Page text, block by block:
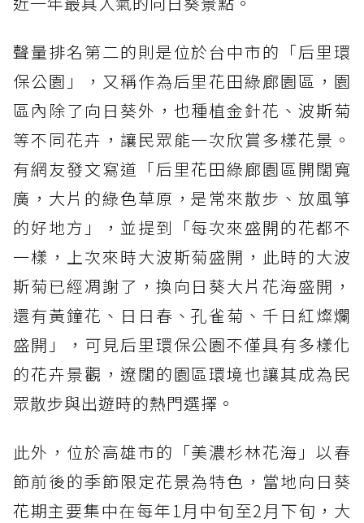
聲量排名第二的則是位於台中市的「后里環
保公園」，又稱作為后里花田綠廊園區，園
區內除了向日葵外，也種植金針花、波斯菊
等不同花卉，讓民眾能一次欣賞多樣花景。
有網友發文寫道「后里花田綠廊園區開闊寬
廣，大片的綠色草原，是常來散步、放風箏
的好地方」，並提到「每次來盛開的花都不
一樣，上次來時大波斯菊盛開，此時的大波
斯菊已經凋謝了，換向日葵大片花海盛開，
還有黃鐘花、日日春、孔雀菊、千日紅燦爛
盛開」，可見后里環保公園不僅具有多樣化
的花卉景觀，遼闊的園區環境也讓其成為民
眾散步與出遊時的熱門選擇。
此外，位於高雄市的「美濃杉林花海」以春
節前後的季節限定花景為特色，當地向日葵
花期主要集中在每年1月中旬至2月下旬，大